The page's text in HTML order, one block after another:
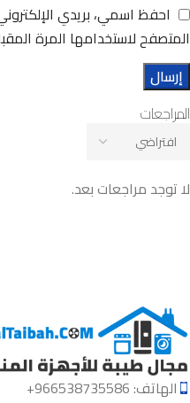
المراجعات
لا توجد مراجعات بعد.
احفظ اسمي، بريدي
المتصفح لاستخدامها المرة
الهاتف: 966538735586+